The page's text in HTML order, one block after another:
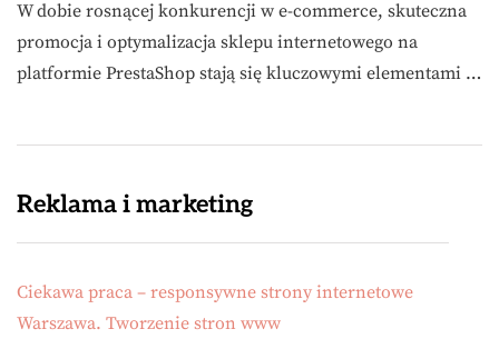
W dobie rosnącej konkurencji w e-commerce, skuteczna
promocja i optymalizacja sklepu internetowego na
platformie PrestaShop stają się kluczowymi elementami …
Reklama i marketing
Ciekawa praca – responsywne strony internetowe
Warszawa. Tworzenie stron www